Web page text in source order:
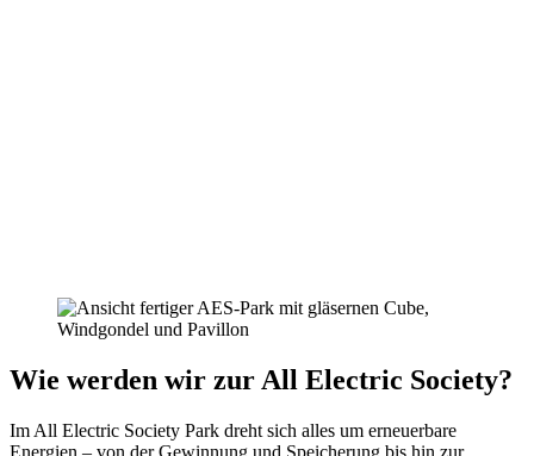
Wie werden wir zur All Electric Society?
Im All Electric Society Park dreht sich alles um erneuerbare
Energien – von der Gewinnung und Speicherung bis hin zur